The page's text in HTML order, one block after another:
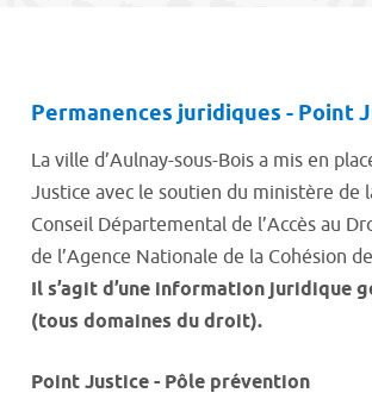
Permanences juridiques - Point
La ville d’Aulnay-sous-Bois a mis en
Justice avec le soutien du ministère de
Conseil Départemental de l’Accès au
de l’Agence Nationale de la Cohésion
Il s’agit d’une information juridique
(tous domaines du droit).
Point Justice - Pôle prévention